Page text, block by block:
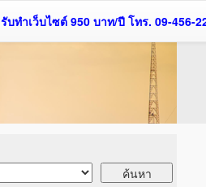
รับทำเว็บไซต์ 950 บาท/ปี โทร. 09-456-